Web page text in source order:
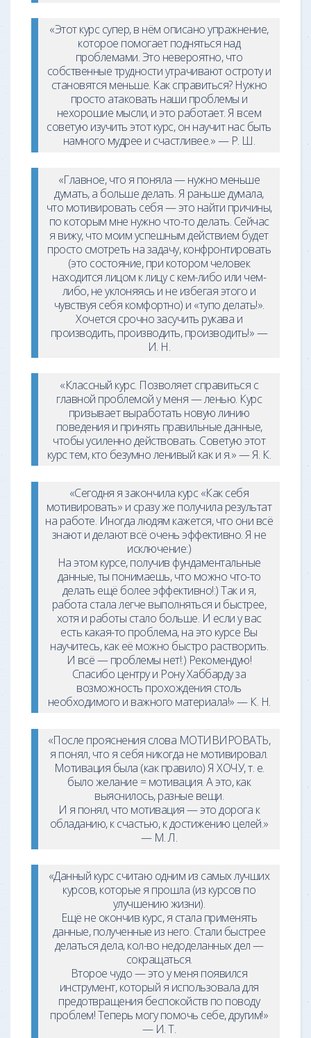
«Этот курс супер, в нём описано упражнение,
которое помогает подняться над
проблемами. Это невероятно, что
собственные трудности утрачивают остроту и
становятся меньше. Как справиться? Нужно
просто атаковать наши проблемы и
нехорошие мысли, и это работает. Я всем
советую изучить этот курс, он научит нас быть
намного мудрее и счастливее.» — Р. Ш.
«Главное, что я поняла — нужно меньше
думать, а больше делать. Я раньше думала,
что мотивировать себя — это найти причины,
по которым мне нужно что-то делать. Сейчас
я вижу, что моим успешным действием будет
просто смотреть на задачу, конфронтировать
(это состояние, при котором человек
находится лицом к лицу с кем-либо или чем-
либо, не уклоняясь и не избегая этого и
чувствуя себя комфортно) и «тупо делать!».
Хочется срочно засучить рукава и
производить, производить, производить!» —
И. Н.
«Классный курс. Позволяет справиться с
главной проблемой у меня — ленью. Курс
призывает выработать новую линию
поведения и принять правильные данные,
чтобы усиленно действовать. Советую этот
курс тем, кто безумно ленивый как и я.» — Я. К.
«Сегодня я закончила курс «Как себя
мотивировать» и сразу же получила результат
на работе. Иногда людям кажется, что они всё
знают и делают всё очень эффективно. Я не
исключение:)
На этом курсе, получив фундаментальные
данные, ты понимаешь, что можно что-то
делать ещё более эффективно!:) Так и я,
работа стала легче выполняться и быстрее,
хотя и работы стало больше. И если у вас
есть какая-то проблема, на это курсе Вы
научитесь, как её можно быстро растворить.
И всё — проблемы нет!:) Рекомендую!
Спасибо центру и Рону Хаббарду за
возможность прохождения столь
необходимого и важного материала!» — К. Н.
«После прояснения слова МОТИВИРОВАТЬ,
я понял, что я себя никогда не мотивировал.
Мотивация была (как правило) Я ХОЧУ, т. е.
было желание = мотивация. А это, как
выяснилось, разные вещи.
И я понял, что мотивация — это дорога к
обладанию, к счастью, к достижению целей.»
— М. Л.
«Данный курс считаю одним из самых лучших
курсов, которые я прошла (из курсов по
улучшению жизни).
Ещё не окончив курс, я стала применять
данные, полученные из него. Стали быстрее
делаться дела, кол-во недоделанных дел —
сокращаться.
Второе чудо — это у меня появился
инструмент, который я использовала для
предотвращения беспокойств по поводу
проблем! Теперь могу помочь себе, другим!»
— И. Т.